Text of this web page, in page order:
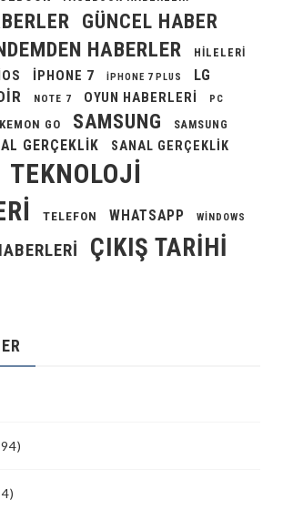
GÜNCEL HABER
HABERLER
HILELERI
IPHONE 7 IPHONE 7 PLUS LG
NOTE 7 OYUN HABERLERI PC
GO SAMSUNG
SAMSUNG
GERÇEKLIK SANAL GERÇEKLIK
TEKNOLOJI
TELEFON WHATSAPP WINDOWS
ÇIKIŞ TARIHI